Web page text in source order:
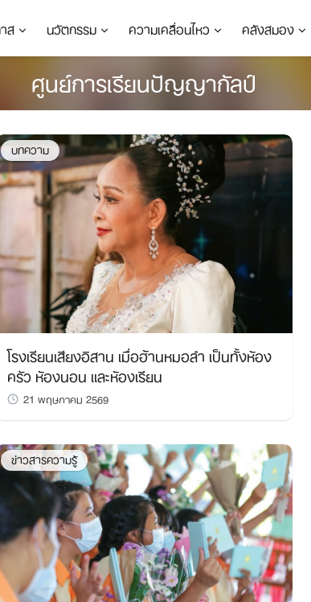
ส นวัตกรรม ความเคลื่อนไหว คลังสมอง
ศูนย์การเรียนปัญญากัลป์
บทความ
โรงเรียนเสียงอิสาน เมื่อฮ้านหมอลำ เป็นทั้งห้อง
ครัว ห้องนอน และห้องเรียน
21 พฤษภาคม 2569
ข่าวสารความรู้